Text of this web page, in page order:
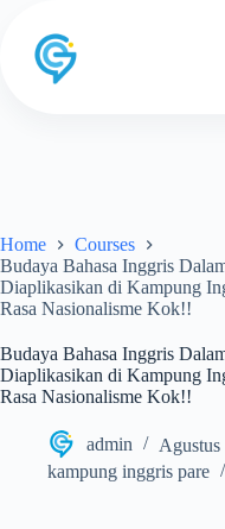
content
Home
Courses
Budaya Bahasa Inggris
Diaplikasikan di Kampung
Rasa Nasionalisme Kok!!
Budaya Bahasa Inggris
Diaplikasikan di Kampung
Rasa Nasionalisme Kok!!
admin
kampung inggris pare